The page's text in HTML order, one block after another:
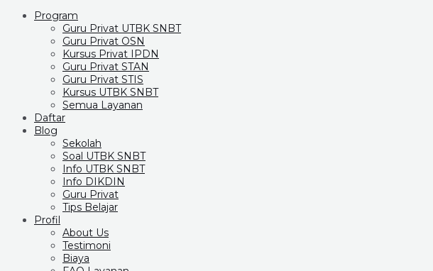
Program
Guru Privat UTBK SNBT
Guru Privat OSN
Kursus Privat IPDN
Guru Privat STAN
Guru Privat STIS
Kursus UTBK SNBT
Semua Layanan
Daftar
Blog
Sekolah
Soal UTBK SNBT
Info UTBK SNBT
Info DIKDIN
Guru Privat
Tips Belajar
Profil
About Us
Testimoni
Biaya